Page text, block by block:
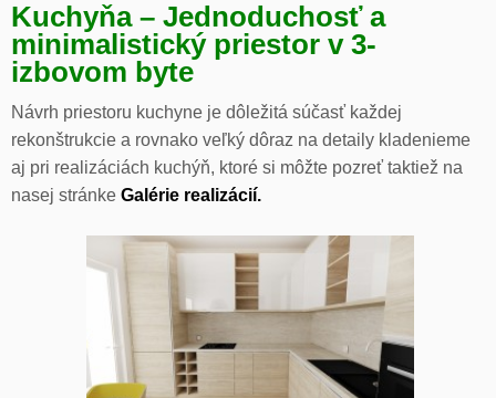
Kuchyňa – Jednoduchosť a
minimalistický priestor v 3-
izbovom byte
Návrh priestoru kuchyne je dôležitá súčasť každej
rekonštrukcie a rovnako veľký dôraz na detaily kladenieme
aj pri realizáciách kuchýň, ktoré si môžte pozreť taktiež na
nasej stránke Galérie realizácií.